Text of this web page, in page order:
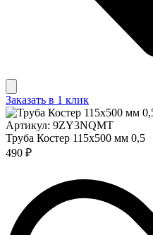
Заказать в 1 клик
Артикул: 9ZY3NQMT
Труба Костер 115х500 мм 0,5
490 ₽